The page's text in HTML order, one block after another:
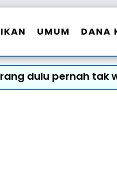
UMUM DANA
dulu pernah tak